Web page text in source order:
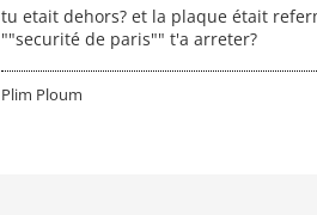
tu etait dehors? et la plaque était
""securité de paris"" t'a arreter?
Plim Ploum